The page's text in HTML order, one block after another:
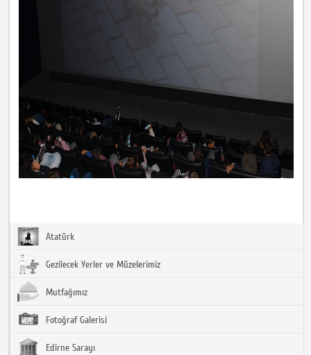
Atatürk
Gezilecek Yerler ve Müzelerimiz
Mutfağımız
Fotoğraf Galerisi
Edirne Sarayı